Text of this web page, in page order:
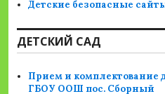
Детские безопасные
ДЕТСКИЙ САД
Прием и комплектование
ГБОУ ООШ пос. Сборный